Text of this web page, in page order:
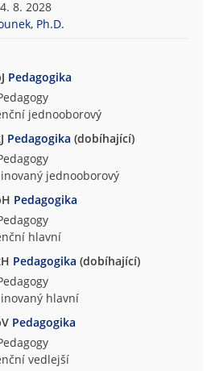
o
z
i
c
k
f
a
k
u
l
t
8. 2028
Ph.D.
Pedagogika
jednooborový
Pedagogika (dobíhající)
jednooborový
Pedagogika
hlavní
Pedagogika (dobíhající)
hlavní
Pedagogika
vedlejší